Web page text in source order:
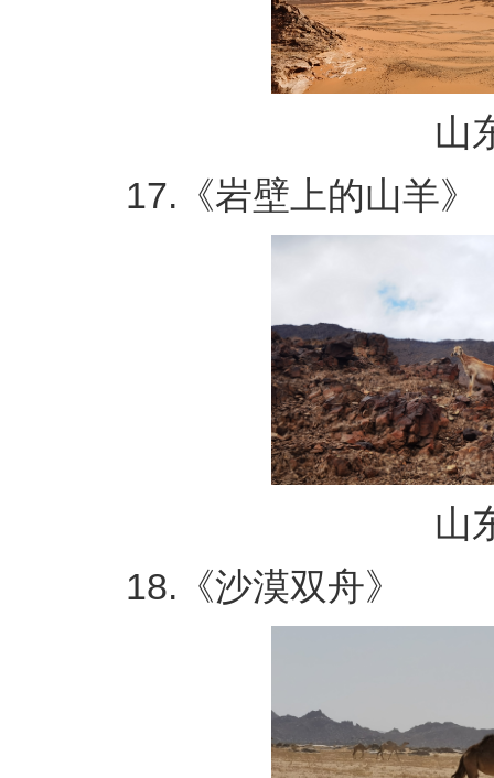
山东
17.《岩壁上的山羊》
山东
18.《沙漠双舟》